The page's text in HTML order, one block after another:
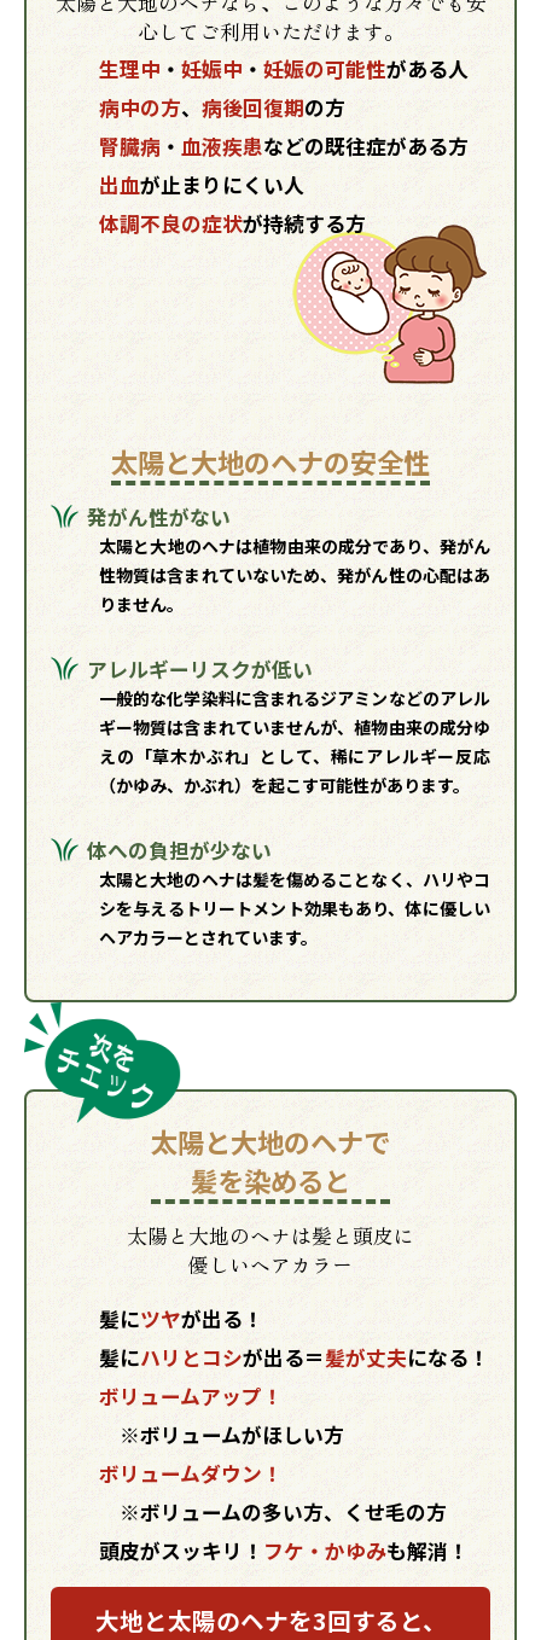
太陽と大地のヘナなら、このような方々でも安
心してご利用いただけます。
生理中 ・ 妊娠中 ・ 妊娠の可能性がある人
病中の方、 病後回復期の方
腎臓病 ・ 血液疾患などの既往症がある方
出血が止まりにくい人
体調不良の症状が持続する方
太陽と大地のヘナの安全性
発がん性がない
太陽と大地のヘナは植物由来の成分であり、発がん
性物質は含まれていないため、発がん性の心配はあ
りません。
アレルギーリスクが低い
一般的な化学染料に含まれるジアミンなどのアレル
ギー物質は含まれていませんが、植物由来の成分ゆ
えの「草木かぶれ」として、稀にアレルギー反応
（かゆみ、かぶれ）を起こす可能性があります。
体への負担が少ない
太陽と大地のヘナは髪を傷めることなく、ハリやコ
シを与えるトリートメント効果もあり、体に優しい
ヘアカラーとされています。
太陽と大地のヘナで
髪を染めると
太陽と大地のヘナは髪と頭皮に
優しいヘアカラー
髪にツヤが出る！
髪にハリとコシが出る＝髪が丈夫になる！
ボリュームアップ！
※ボリュームがほしい方
ボリュームダウン！
※ボリュームの多い方、くせ毛の方
頭皮がスッキリ！ フケ・かゆみも解消！
大地と太陽のヘナを3回すると、